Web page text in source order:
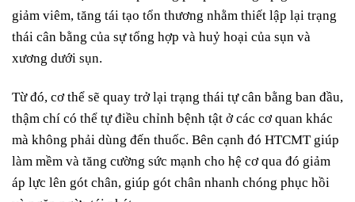
giảm viêm, tăng tái tạo tổn thương nhằm thiết lập lại trạng
thái cân bằng của sự tổng hợp và huỷ hoại của sụn và
xương dưới sụn.
Từ đó, cơ thể sẽ quay trở lại trạng thái tự cân bằng ban đầu,
thậm chí có thể tự điều chỉnh bệnh tật ở các cơ quan khác
mà không phải dùng đến thuốc. Bên cạnh đó HTCMT giúp
làm mềm và tăng cường sức mạnh cho hệ cơ qua đó giảm
áp lực lên gót chân, giúp gót chân nhanh chóng phục hồi